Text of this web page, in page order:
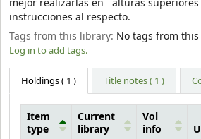
mejor realizarlas en alturas superiores
instrucciones al respecto.
Tags from this library: No tags from
Log in to add tags.
Holdings( 1 ) Title notes ( 1 )
Item
type
Current
library
Vol
info